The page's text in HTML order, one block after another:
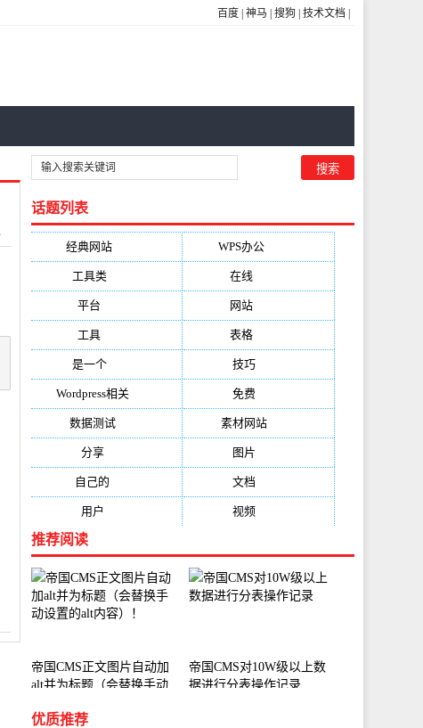
百度 神马 搜狗 技术文档
话题列表
经典网站 WPS办公(2513)
工具类(1994) 在线(1987)
平台 网站(1170)
工具 表格(1052)
是一个(1026) 技巧
Wordpress相关(851) 免费
数据测试(788) 素材网站
分享(676) 图片
自己的 文档
用户 视频
推荐阅读
帝国CMS正文图片自动加
alt并为标题（会替换手动
帝国CMS对10W级以上数
据进行分表操作记录
优质推荐